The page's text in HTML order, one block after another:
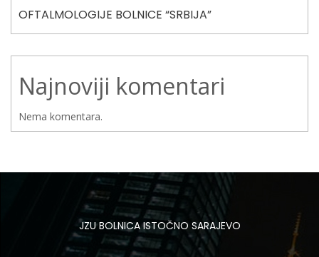
OFTALMOLOGIJE BOLNICE “SRBIJA”
Najnoviji komentari
Nema komentara.
JZU BOLNICA ISTOČNO SARAJEVO